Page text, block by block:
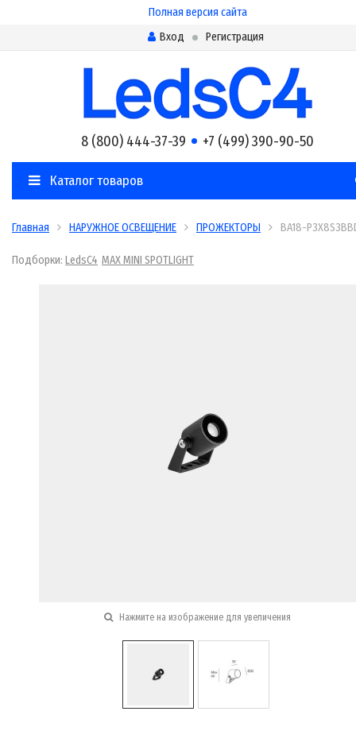
Полная версия сайта
Вход
Регистрация
8 (800) 444-37-39 +7 (499) 390-90-50
Каталог товаров
Главная НАРУЖНОЕ ОСВЕЩЕНИЕ ПРОЖЕКТОРЫ BA18-
Подборки: LedsC4 MAX MINI SPOTLIGHT
Нажмите на изображение для увеличения